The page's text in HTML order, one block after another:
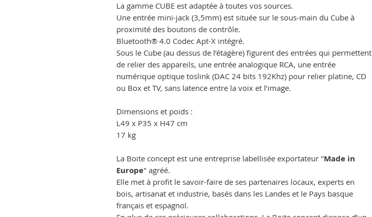
La gamme CUBE est adaptée à toutes vos sources.
Une entrée mini-jack (3,5mm) est située sur le sous-main du Cube à
proximité des boutons de contrôle.
Bluetooth® 4.0 Codec Apt-X intégré.
Sous le Cube (au dessus de l’étagère) figurent des entrées qui permettent
de relier des appareils, une entrée analogique RCA, une entrée
numérique optique toslink (DAC 24 bits 192Khz) pour relier platine, CD
ou Box et TV, sans latence entre la voix et l’image.
Dimensions et poids :
L49 x P35 x H47 cm
17 kg
La Boite concept est une entreprise labellisée exportateur "Made in
Europe" agréé.
Elle met à profit le savoir-faire de ses partenaires locaux, experts en
bois, artisanat et industrie, basés dans les Landes et le Pays basque
français et espagnol.